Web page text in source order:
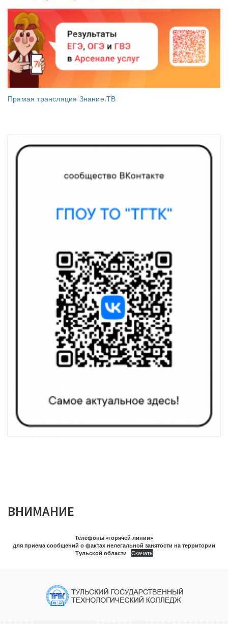
Прямая трансляция Знание.ТВ
ВНИМАНИЕ
Телефоны «горячей линии»
для приема сообщений о фактах нелегальной занятости на территории
Тульской области
Скачать